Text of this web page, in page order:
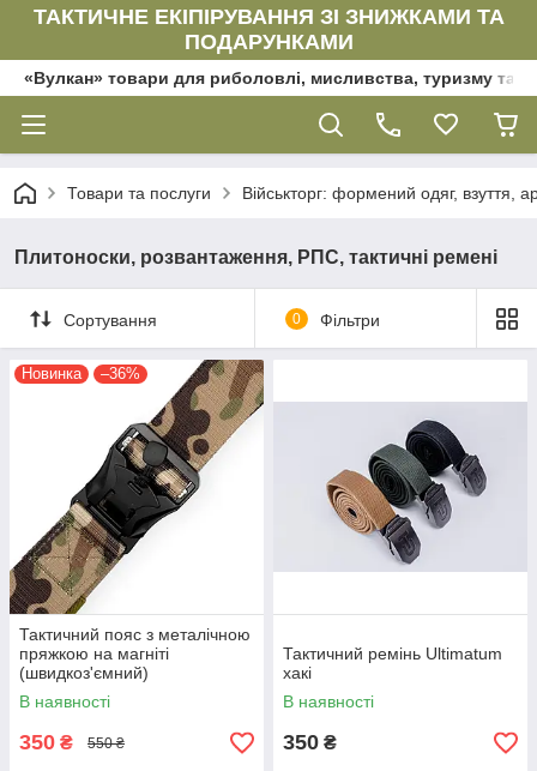
ТАКТИЧНЕ ЕКІПІРУВАННЯ ЗІ ЗНИЖКАМИ ТА
ПОДАРУНКАМИ
«Вулкан» товари для риболовлі, мисливства, туризму та
Товари та послуги Військторг: формений одяг, взуття,
Плитоноски, розвантаження, РПС, тактичні ремені
Сортування 0 Фільтри
Новинка –36%
Тактичний пояс з металічною
пряжкою на магніті
(швидкоз'ємний)
В наявності
350 ₴ 550 ₴
Тактичний ремінь Ultimatum
хакі
В наявності
350 ₴